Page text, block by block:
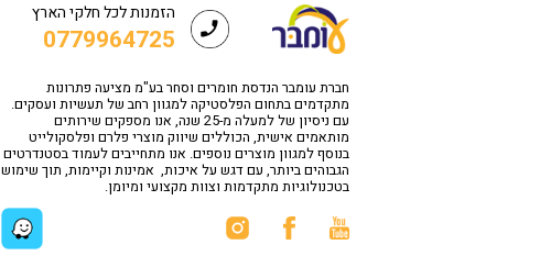
הזמנות לכל חלקי הארץ
0779964725
חברת עומבר הנדסת חומרים וסחר בע"מ מציעה פתרונות
מתקדמים בתחום הפלסטיקה למגוון רחב של תעשיות ועסקים.
עם ניסיון של למעלה מ-25 שנה, אנו מספקים שירותים
מותאמים אישית, הכוללים שיווק מוצרי פלרם ופלסקולייט
בנוסף למגוון מוצרים נוספים. אנו מתחייבים לעמוד בסטנדרטים
הגבוהים ביותר, עם דגש על איכות, אמינות וקיימות, תוך שימוש
בטכנולוגיות מתקדמות וצוות מקצועי ומיומן.